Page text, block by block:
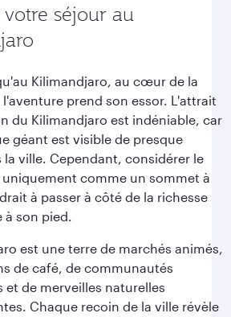
votre séjour au
Kilimandjaro, au cœur de la
l'aventure prend son essor. L'attrait
du Kilimandjaro est indéniable, car
géant est visible de presque
ville. Cependant, considérer le
comme un sommet à
à passer à côté de la richesse
à son pied.
est une terre de marchés animés,
de café, de communautés
et de merveilles naturelles
Chaque recoin de la ville révèle